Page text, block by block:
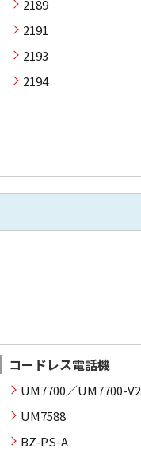
2189
2191
2193
2194
コードレス電話機
UM7700／UM7700-V2
UM7588
BZ-PS-A